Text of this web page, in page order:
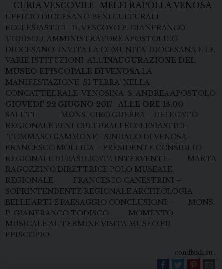
CURIA VESCOVILE MELFI RAPOLLA VENOSA
UFFICIO DIOCESANO BENI CULTURALI
ECCLESIASTICI IL VESCOVO P. GIANFRANCO
TODISCO, AMMINISTRATORE APOSTOLICO
DIOCESANO INVITA LA COMUNITA’ DIOCESANA E LE
VARIE ISTITUZIONI ALL’INAUGURAZIONE DEL
MUSEO EPISCOPALE DI VENOSA LA
MANIFESTAZIONE SI TERRA’ NELLA
CONCATTEDRALE VENOSINA S. ANDREA APOSTOLO
GIOVEDI’ 22 GIUGNO 2017 ALLE ORE 18.00
SALUTI: · MONS. CIRO GUERRA – DELEGATO
REGIONALE BENI CULTURALI ECCLESIASTICI ·
TOMMASO GAMMONE- SINDACO DI VENOSA ·
FRANCESCO MOLLICA – PRESIDENTE CONSIGLIO
REGIONALE DI BASILICATA INTERVENTI: · MARTA
RAGOZZINO DIRETTRICE POLO MUSEALE
REGIONALE · FRANCESCO CANESTRINI –
SOPRINTENDENTE REGIONALE ARCHEOLOGIA
BELLE ARTI E PAESAGGIO CONCLUSIONI: · MONS.
P. GIANFRANCO TODISCO · MOMENTO
MUSICALE AL TERMINE VISITA MUSEO ED
EPISCOPIO.
condividi su...